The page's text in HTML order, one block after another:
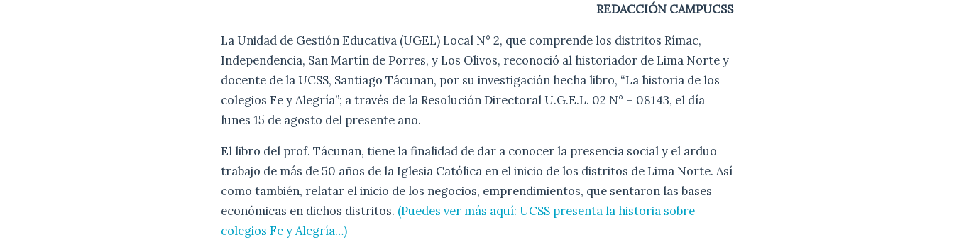
REDACCIÓN CAMPUCSS
La Unidad de Gestión Educativa (UGEL) Local N° 2, que comprende los distritos Rímac,
Independencia, San Martín de Porres, y Los Olivos, reconoció al historiador de Lima Norte y
docente de la UCSS, Santiago Tácunan, por su investigación hecha libro, “La historia de los
colegios Fe y Alegría”; a través de la Resolución Directoral U.G.E.L. 02 N° – 08143, el día
lunes 15 de agosto del presente año.
El libro del prof. Tácunan, tiene la finalidad de dar a conocer la presencia social y el arduo
trabajo de más de 50 años de la Iglesia Católica en el inicio de los distritos de Lima Norte. Así
como también, relatar el inicio de los negocios, emprendimientos, que sentaron las bases
económicas en dichos distritos. (Puedes ver más aquí: UCSS presenta la historia sobre
colegios Fe y Alegría…)